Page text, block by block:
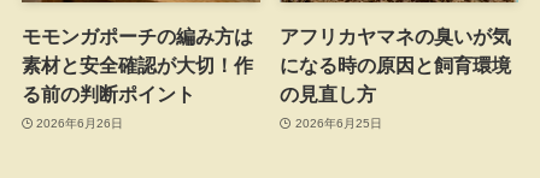
モモンガポーチの編み方は
素材と安全確認が大切！作
る前の判断ポイント
2026年6月26日
アフリカヤマネの臭いが気
になる時の原因と飼育環境
の見直し方
2026年6月25日